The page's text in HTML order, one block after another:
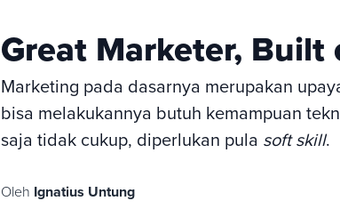
Great Marketer, Built
Marketing pada dasarnya merupakan
bisa melakukannya butuh kemampuan
saja tidak cukup, diperlukan pula soft skill.
Oleh Ignatius Untung